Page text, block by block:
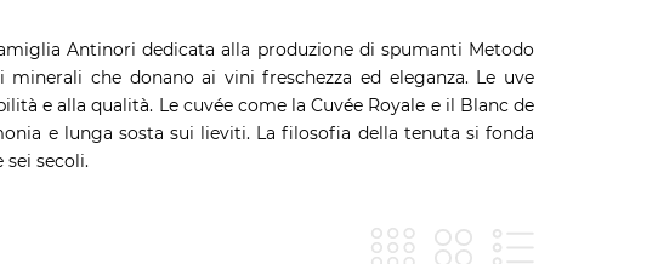
Antinori dedicata alla produzione di spumanti Metodo
che donano ai vini freschezza ed eleganza. Le uve
e alla qualità. Le cuvée come la Cuvée Royale e il Blanc de
e lunga sosta sui lieviti. La filosofia della tenuta si fonda
secoli.